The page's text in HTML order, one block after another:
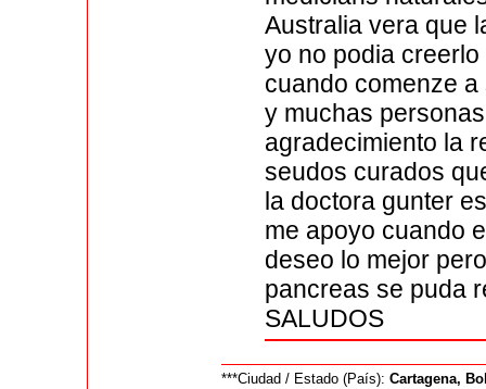
Australia vera que
yo no podia
cuando comenze
y muchas
agradecimiento la
seudos curados
la doctora gunter
me apoyo cuando
deseo lo mejor
pancreas se puda
SALUDOS
***Ciudad / Estado (País):Cartagena,